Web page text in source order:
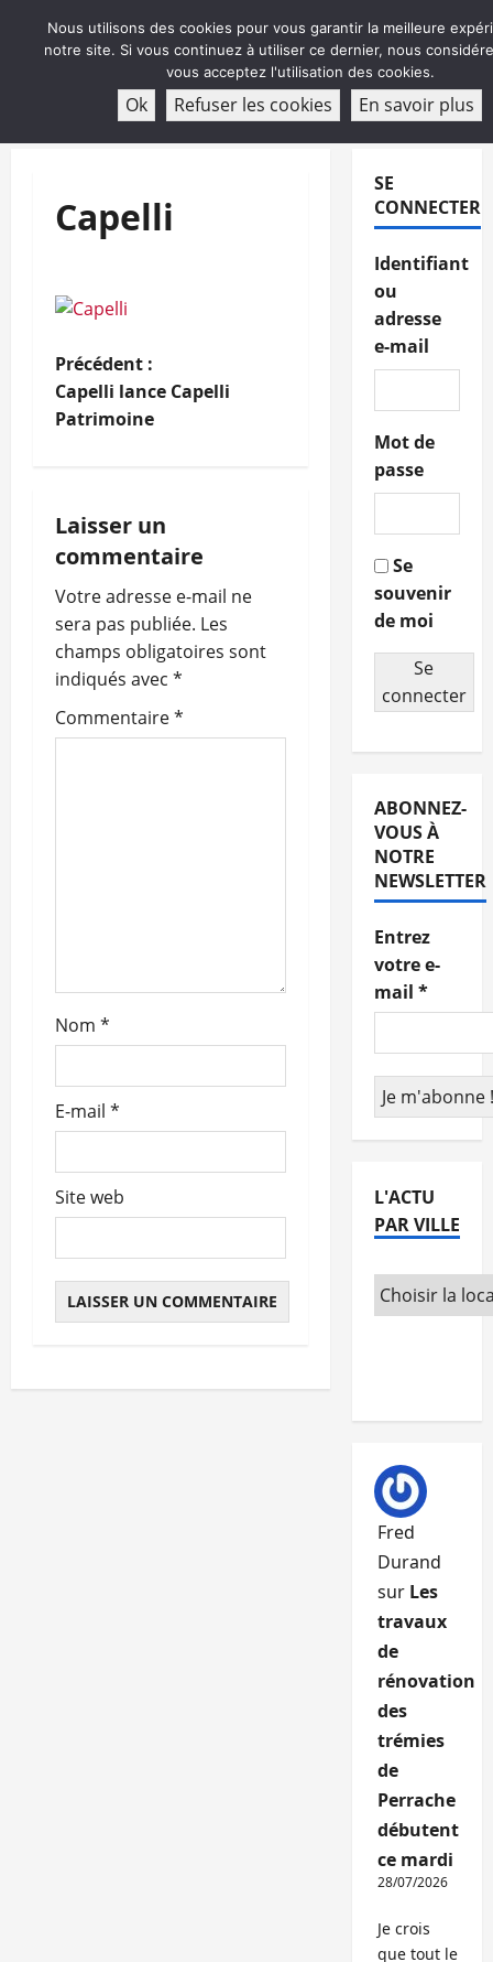
ABONNEMENT
Capelli
N
a
i
g
a
t
i
o
t
c
l
e
Précédent :
Capelli lance Capelli
Patrimoine
Laisser un
commentaire
Votre adresse e-mail ne
sera pas publiée. Les
champs obligatoires sont
indiqués avec *
Commentaire*
Nom *
E-mail *
Site web
SE
CONNECTER
Identifiant
ou
adresse
e-mail
Mot de
passe
Se
souvenir
de moi
Se
connecter
ABONNEZ-
VOUS À
NOTRE
NEWSLETTER
Entrez
votre e-
mail *
L'ACTU
PAR VILLE
Fred
Durand
sur Les
travaux
de
rénovation
des
trémies
de
Perrache
débutent
ce mardi
28/07/2026
Je crois
que tout le
Nous utilisons des cookies pour vous garantir la meilleure
notre site. Si vous continuez à utiliser ce dernier, nous
vous acceptez l'utilisation des cookies.
Ok Refuser les cookies En savoir plus